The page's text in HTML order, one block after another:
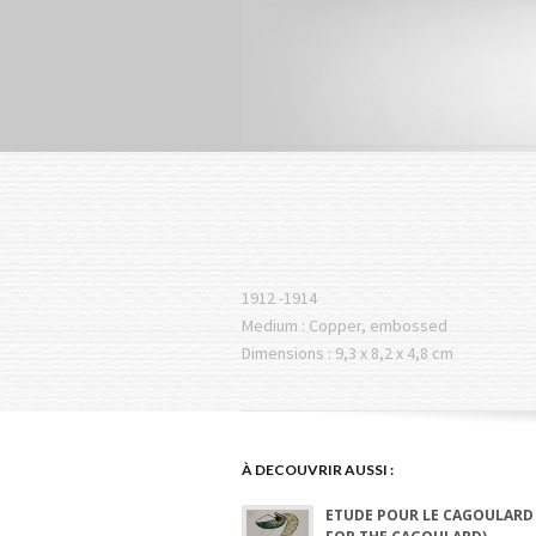
1912 -1914
Medium : Copper, embossed
Dimensions : 9,3 x 8,2 x 4,8 cm
À DECOUVRIR AUSSI :
ETUDE POUR LE